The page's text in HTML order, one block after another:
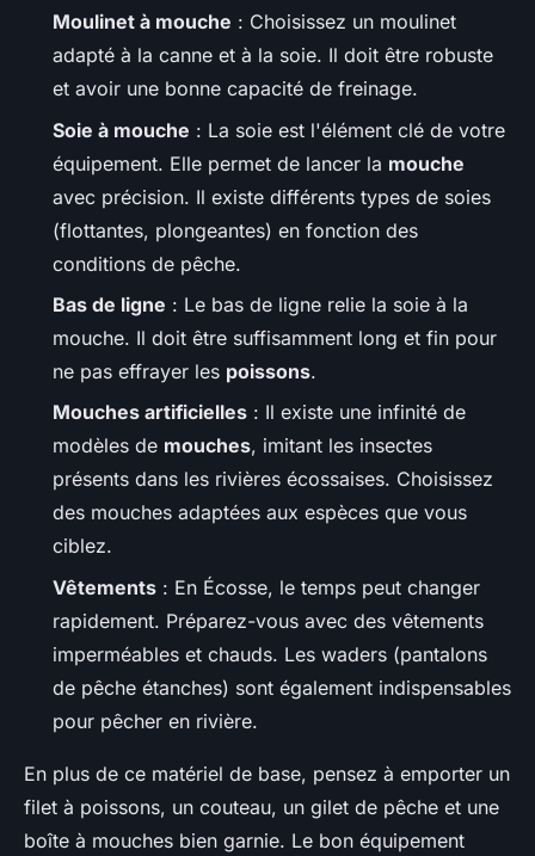
Moulinet à mouche : Choisissez un moulinet
adapté à la canne et à la soie. Il doit être robuste
et avoir une bonne capacité de freinage.
Soie à mouche : La soie est l'élément clé de votre
équipement. Elle permet de lancer la mouche
avec précision. Il existe différents types de soies
(flottantes, plongeantes) en fonction des
conditions de pêche.
Bas de ligne : Le bas de ligne relie la soie à la
mouche. Il doit être suffisamment long et fin pour
ne pas effrayer les poissons.
Mouches artificielles : Il existe une infinité de
modèles de mouches, imitant les insectes
présents dans les rivières écossaises. Choisissez
des mouches adaptées aux espèces que vous
ciblez.
Vêtements : En Écosse, le temps peut changer
rapidement. Préparez-vous avec des vêtements
imperméables et chauds. Les waders (pantalons
de pêche étanches) sont également indispensables
pour pêcher en rivière.
En plus de ce matériel de base, pensez à emporter un
filet à poissons, un couteau, un gilet de pêche et une
boîte à mouches bien garnie. Le bon équipement